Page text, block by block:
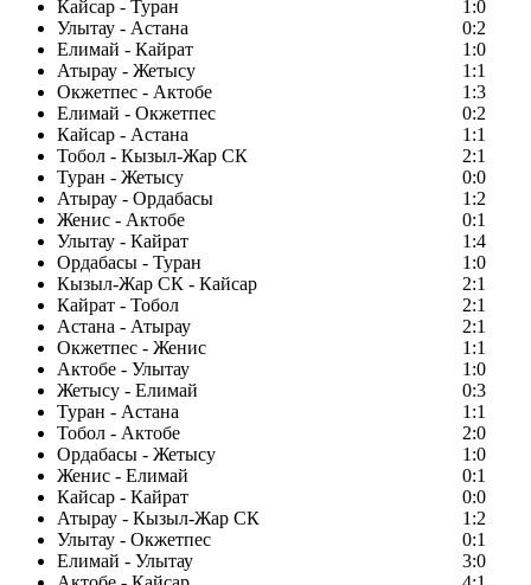
Кайсар - Туран
1:0
Улытау - Астана
0:2
Елимай - Кайрат
1:0
Атырау - Жетысу
1:1
Окжетпес - Актобе
1:3
Елимай - Окжетпес
0:2
Кайсар - Астана
1:1
Тобол - Кызыл-Жар СК
2:1
Туран - Жетысу
0:0
Атырау - Ордабасы
1:2
Женис - Актобе
0:1
Улытау - Кайрат
1:4
Ордабасы - Туран
1:0
Кызыл-Жар СК - Кайсар
2:1
Кайрат - Тобол
2:1
Астана - Атырау
2:1
Окжетпес - Женис
1:1
Актобе - Улытау
1:0
Жетысу - Елимай
0:3
Туран - Астана
1:1
Тобол - Актобе
2:0
Ордабасы - Жетысу
1:0
Женис - Елимай
0:1
Кайсар - Кайрат
0:0
Атырау - Кызыл-Жар СК
1:2
Улытау - Окжетпес
0:1
Елимай - Улытау
3:0